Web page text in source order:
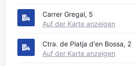
Carrer Gregal, 5
Auf der Karte anzeigen
Ctra. de Platja d'en Bossa, 2
Auf der Karte anzeigen